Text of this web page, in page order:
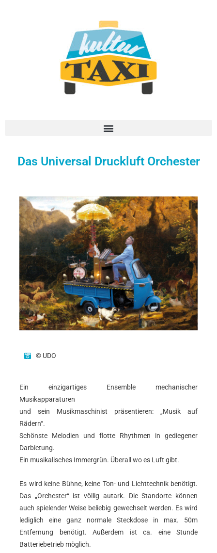
Das Universal Druckluft Orchester
© UDO
Ein einzigartiges Ensemble mechanischer
Musikapparaturen
und sein Musikmaschinist präsentieren: „Musik auf
Rädern“.
Schönste Melodien und flotte Rhythmen in gediegener
Darbietung.
Ein musikalisches Immergrün. Überall wo es Luft gibt.
Es wird keine Bühne, keine Ton- und Lichttechnik benötigt.
Das „Orchester“ ist völlig autark. Die Standorte können
auch spielender Weise beliebig gewechselt werden. Es wird
lediglich eine ganz normale Steckdose in max. 50m
Entfernung benötigt. Außerdem ist ca. eine Stunde
Batteriebetrieb möglich.